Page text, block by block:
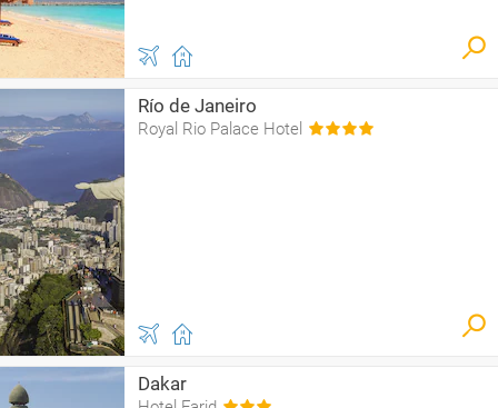
Río de Janeiro
Royal Rio Palace Hotel
Dakar